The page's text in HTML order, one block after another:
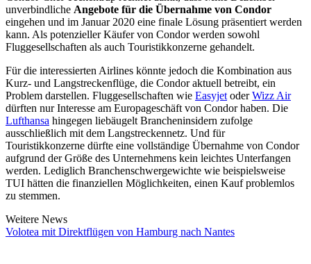
unverbindliche Angebote für die Übernahme von Condor
eingehen und im Januar 2020 eine finale Lösung präsentiert werden
kann. Als potenzieller Käufer von Condor werden sowohl
Fluggesellschaften als auch Touristikkonzerne gehandelt.
Für die interessierten Airlines könnte jedoch die Kombination aus
Kurz- und Langstreckenflüge, die Condor aktuell betreibt, ein
Problem darstellen. Fluggesellschaften wie Easyjet oderWizz Air
dürften nur Interesse am Europageschäft von Condor haben. Die
Lufthansa hingegen liebäugelt Brancheninsidern zufolge
ausschließlich mit dem Langstreckennetz. Und für
Touristikkonzerne dürfte eine vollständige Übernahme von Condor
aufgrund der Größe des Unternehmens kein leichtes Unterfangen
werden. Lediglich Branchenschwergewichte wie beispielsweise
TUI hätten die finanziellen Möglichkeiten, einen Kauf problemlos
zu stemmen.
Weitere News
Volotea mit Direktflügen von Hamburg nach Nantes